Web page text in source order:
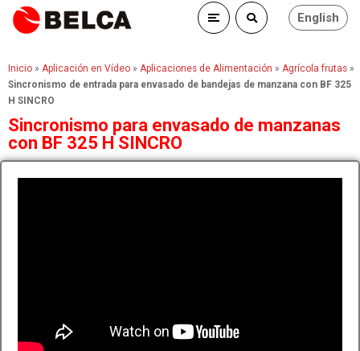
English
Inicio » Aplicación en Vídeo » Aplicaciones de Alimentación » Agrícola frutas »
Sincronismo de entrada para envasado de bandejas de manzana con BF 325
H SINCRO
Sincronismo para envasado de manzanas
con BF 325 H SINCRO